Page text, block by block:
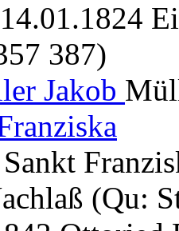
14.01.1824
387)
Jakob
(Qu: